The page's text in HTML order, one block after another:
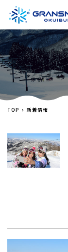
TOP 新着情報